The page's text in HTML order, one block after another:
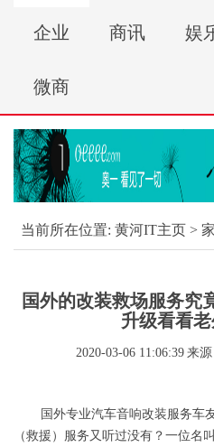
企业 商讯 娱
微商
当前所在位置: 黄河IT主页 >
国外的改装救场服务究
升级看看
2020-03-06 11:06:39 来源
国外专业汽车音响改装服务车
（救援）服务又听过没有？一位名